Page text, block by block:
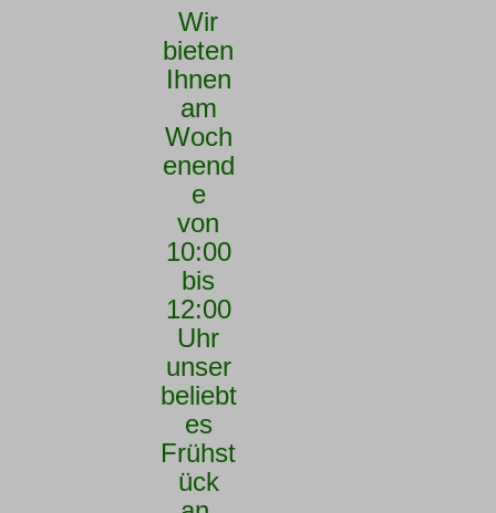
Wir
bieten
Ihnen
am
Woch
enend
e
von
10:00
bis
12:00
Uhr
unser
beliebt
es
Frühst
ück